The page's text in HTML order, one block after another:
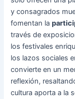
y consagrados
fomentan la
través de
los festivales
los lazos sociales
convierte en un
reflexión,
cultura aporta a la